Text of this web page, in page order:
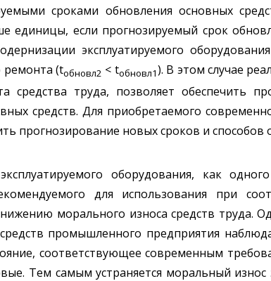
сроками обновления основных
единицы, если прогнозируемый срок
эксплуатируемого
ремонта (tобновл2 < tобновл1). В этом случае
средства труда, позволяет обеспечить
средств. Для приобретаемого
прогнозирование новых сроков и способов
оборудования, как
для использования при
морального износа средств труда.
промышленного предприятия
соответствующее современным
Тем самым устраняется моральный износ